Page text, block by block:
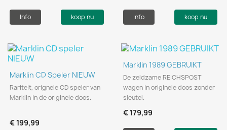
Info koop nu Info koop nu
Marklin CD Speler NIEUW
Rariteit, orignele CD speler van
Marklin in de originele doos.
€ 199,99
Marklin 1989 GEBRUIKT
De zeldzame REICHSPOST
wagen in originele doos zonder
sleutel.
€ 179,99